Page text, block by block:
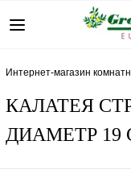
интернет-магазин
КАЛАТЕЯ
ДИАМЕТР